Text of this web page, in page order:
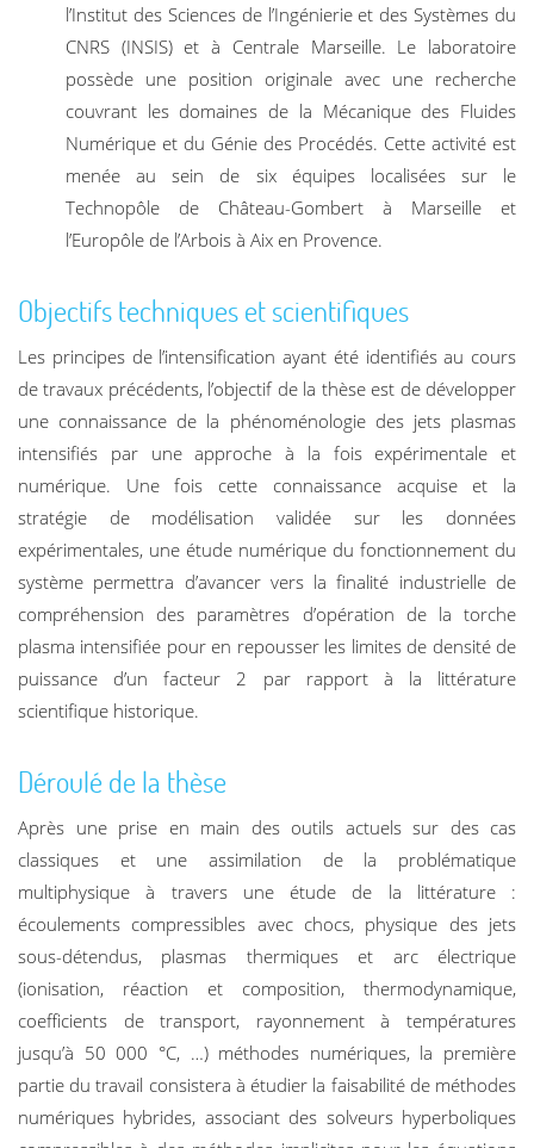
l’Institut des Sciences de l’Ingénierie et des Systèmes du
CNRS (INSIS) et à Centrale Marseille. Le laboratoire
possède une position originale avec une recherche
couvrant les domaines de la Mécanique des Fluides
Numérique et du Génie des Procédés. Cette activité est
menée au sein de six équipes localisées sur le
Technopôle de Château-Gombert à Marseille et
l’Europôle de l’Arbois à Aix en Provence.
Objectifs techniques et scientifiques
Les principes de l’intensification ayant été identifiés au cours
de travaux précédents, l’objectif de la thèse est de développer
une connaissance de la phénoménologie des jets plasmas
intensifiés par une approche à la fois expérimentale et
numérique. Une fois cette connaissance acquise et la
stratégie de modélisation validée sur les données
expérimentales, une étude numérique du fonctionnement du
système permettra d’avancer vers la finalité industrielle de
compréhension des paramètres d’opération de la torche
plasma intensifiée pour en repousser les limites de densité de
puissance d’un facteur 2 par rapport à la littérature
scientifique historique.
Déroulé de la thèse
Après une prise en main des outils actuels sur des cas
classiques et une assimilation de la problématique
multiphysique à travers une étude de la littérature :
écoulements compressibles avec chocs, physique des jets
sous-détendus, plasmas thermiques et arc électrique
(ionisation, réaction et composition, thermodynamique,
coefficients de transport, rayonnement à températures
jusqu’à 50 000 °C, …) méthodes numériques, la première
partie du travail consistera à étudier la faisabilité de méthodes
numériques hybrides, associant des solveurs hyperboliques